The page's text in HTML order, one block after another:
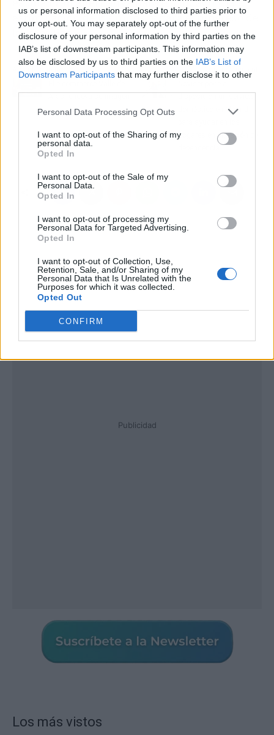
us or personal information disclosed to third parties prior to
your opt-out. You may separately opt-out of the further
disclosure of your personal information by third parties on the
IAB’s list of downstream participants. This information may
also be disclosed by us to third parties on the IAB’s List of
Downstream Participants that may further disclose it to other
Personal Data Processing Opt Outs
I want to opt-out of the Sharing of my
personal data.
Opted In
I want to opt-out of the Sale of my
Personal Data.
Opted In
I want to opt-out of processing my
Personal Data for Targeted Advertising.
Opted In
I want to opt-out of Collection, Use,
Retention, Sale, and/or Sharing of my
Personal Data that Is Unrelated with the
Purposes for which it was collected.
Opted Out
CONFIRM
estimulación de los niños, y para el progreso de
las familias.
Artículo anterior
Artículo siguiente
doméstico en Madrid
hogares en situación de
Publicidad
Los más vistos